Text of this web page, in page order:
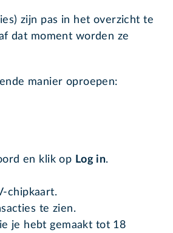
zijn pas in het overzicht te
dat moment worden ze
manier oproepen:
en klik op Log in.
chipkaart.
te zien.
je hebt gemaakt tot 18